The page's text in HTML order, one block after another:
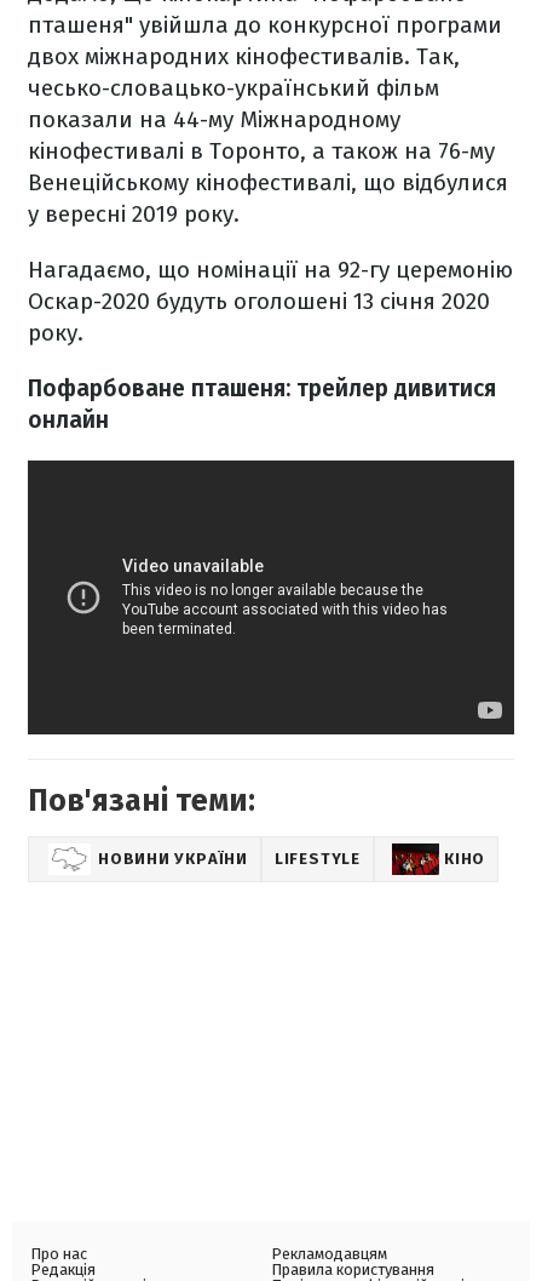
пташеня" увійшла до конкурсної програми
двох міжнародних кінофестивалів. Так,
чесько-словацько-український фільм
показали на 44-му Міжнародному
кінофестивалі в Торонто, а також на 76-му
Венеційському кінофестивалі, що відбулися
у вересні 2019 року.
Нагадаємо, що номінації на 92-гу церемонію
Оскар-2020 будуть оголошені 13 січня 2020
року.
Пофарбоване пташеня: трейлер дивитися
онлайн
Пов'язані теми:
НОВИНИ УКРАЇНИ LIFESTYLE КІНО
Про нас
Редакція
Рекламодавцям
Правила користування